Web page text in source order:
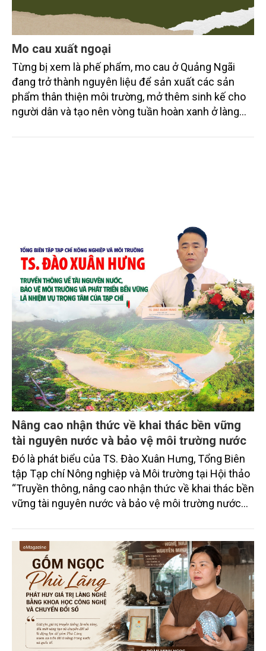
Mo cau xuất ngoại
Từng bị xem là phế phẩm, mo cau ở Quảng Ngãi
đang trở thành nguyên liệu để sản xuất các sản
phẩm thân thiện môi trường, mở thêm sinh kế cho
người dân và tạo nên vòng tuần hoàn xanh ở làng
chén, dĩa... từ mo cau đã được thị trường trong nước
Nâng cao nhận thức về khai thác bền vững
tài nguyên nước và bảo vệ môi trường nước
Đó là phát biểu của TS. Đào Xuân Hưng, Tổng Biên
tập Tạp chí Nông nghiệp và Môi trường tại Hội thảo
“Truyền thông, nâng cao nhận thức về khai thác bền
vững tài nguyên nước và bảo vệ môi trường nước
trường phối hợp với Sở Nông nghiệp và Môi trường
tỉnh Lai Châu tổ chức ngày 10/7/2026. Hội thảo thu
hút sự tham gia của hơn 100 đại biểu là lãnh đạo
các đơn vị thuộc Bộ Nông nghiệp và Môi trường,
chuyên gia, nhà khoa học, Sở Nông nghiệp và Môi
trường tỉnh Lai Châu và đại diện các cơ quan đơn vị
doanh nghiệp ở các tỉnh miền núi phía Bắc.